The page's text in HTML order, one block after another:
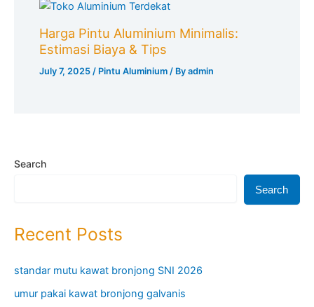
Harga Pintu Aluminium Minimalis:
Estimasi Biaya & Tips
July 7, 2025 / Pintu Aluminium / Byadmin
Search
Search
Recent Posts
standar mutu kawat bronjong SNI 2026
umur pakai kawat bronjong galvanis